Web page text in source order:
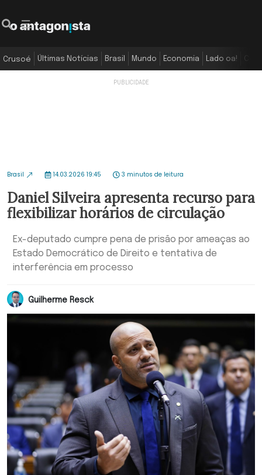
Crusoé Últimas Notícias Brasil Mundo Economia Lado oa!
Brasil 14.03.2026 19:45 3 minutos de leitura
Daniel Silveira apresenta recurso para
flexibilizar horários de circulação
Ex-deputado cumpre pena de prisão por ameaças ao
Estado Democrático de Direito e tentativa de
interferência em processo
Guilherme Resck